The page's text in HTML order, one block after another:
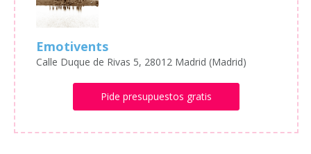
Emotivents
Calle Duque de Rivas 5, 28012 Madrid (Madrid)
Pide presupuestos gratis